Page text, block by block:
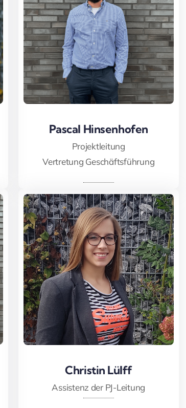
Pascal Hinsenhofen
Projektleitung
Vertretung Geschäftsführung
Pascal Hinsenhofen
Christin Lülff
Assistenz der PJ-Leitung
Christin Lülff